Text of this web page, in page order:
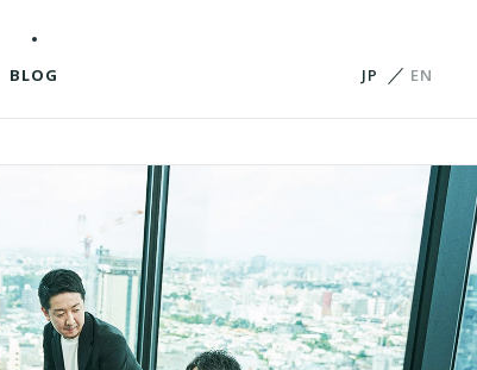
BLOG JP EN
ビジョンと軸 役員紹介